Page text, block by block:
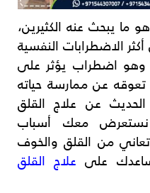
ما يبحث عنه الكثيرين،
الاضطرابات النفسية
وهو اضطراب يؤثر على
عن ممارسة حياته
عن علاج القلق
نستعرض معك أسباب
من القلق والخوف
على علاج القلق